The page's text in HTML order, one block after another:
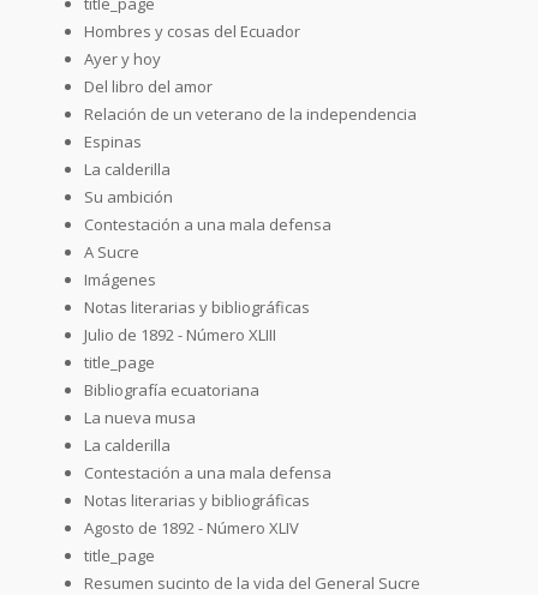
Hombres y cosas del Ecuador
Ayer y hoy
Del libro del amor
Relación de un veterano de la independencia
Espinas
La calderilla
Su ambición
Contestación a una mala defensa
A Sucre
Imágenes
Notas literarias y bibliográficas
Julio de 1892 - Número XLIII
title_page
Bibliografía ecuatoriana
La nueva musa
La calderilla
Contestación a una mala defensa
Notas literarias y bibliográficas
Agosto de 1892 - Número XLIV
title_page
Resumen sucinto de la vida del General Sucre